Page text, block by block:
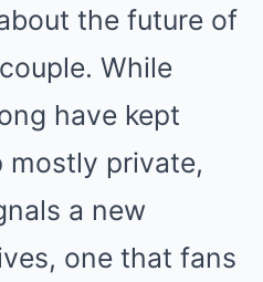
the future of
While
have kept
mostly private,
a new
one that fans